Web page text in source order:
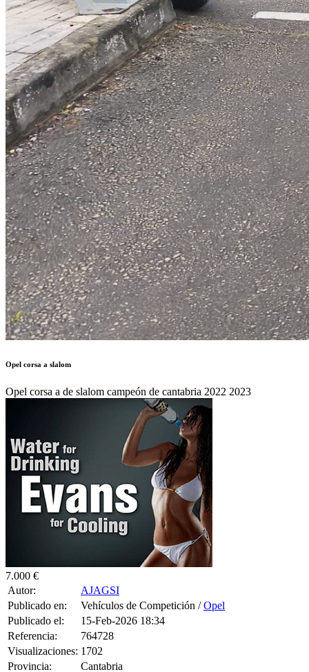
Autor:
Publicado en:
Vehículos de Competición /
Publicado el:
15-Feb-2026 18:34
Referencia:
764728
Visualizaciones:
1702
Provincia:
Cantabria
Pais:
España